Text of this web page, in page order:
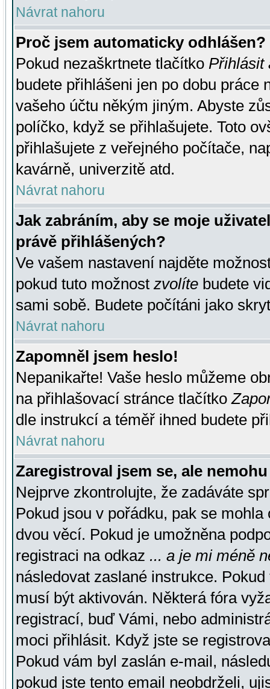
Návrat nahoru
Proč jsem automaticky odhlášen?
Pokud nezaškrtnete tlačítko Přihlásit
budete přihlášeni jen po dobu práce
vašeho účtu někým jiným. Abyste
políčko, když se přihlašujete. Toto
přihlašujete z veřejného počítače,
kavárně, univerzitě atd.
Návrat nahoru
Jak zabráním, aby se moje
právě přihlášených?
Ve vašem nastavení najděte
pokud tuto možnost zvolíte budete
sami sobě. Budete počítáni jako
Návrat nahoru
Zapomněl jsem heslo!
Nepanikařte! Vaše heslo můžeme
na přihlašovací stránce tlačítko
dle instrukcí a téměř ihned budete
Návrat nahoru
Zaregistroval jsem se, ale
Nejprve zkontrolujte, že zadáváte
Pokud jsou v pořádku, pak se
dvou věcí. Pokud je umožněna
registraci na odkaz ... a je mi méně
následovat zaslané instrukce.
musí být aktivován. Některá fóra
registrací, buď Vámi, nebo
moci přihlásit. Když jste se
Pokud vám byl zaslán e-mail,
pokud jste tento email neobdrželi,